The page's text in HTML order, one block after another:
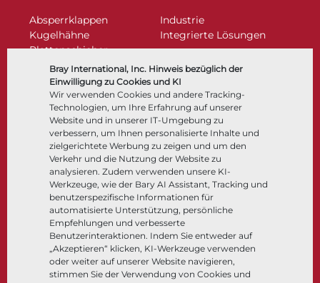
Bray International, Inc. Hinweis bezüglich der
Einwilligung zu Cookies und KI
Wir verwenden Cookies und andere Tracking-
Technologien, um Ihre Erfahrung auf unserer
Website und in unserer IT-Umgebung zu
verbessern, um Ihnen personalisierte Inhalte und
zielgerichtete Werbung zu zeigen und um den
Verkehr und die Nutzung der Website zu
analysieren. Zudem verwenden unsere KI-
Werkzeuge, wie der Bary AI Assistant, Tracking und
benutzerspezifische Informationen für
automatisierte Unterstützung, persönliche
Empfehlungen und verbesserte
Benutzerinteraktionen. Indem Sie entweder auf
„Akzeptieren“ klicken, KI-Werkzeuge verwenden
oder weiter auf unserer Website navigieren,
stimmen Sie der Verwendung von Cookies und
Absperrklappen
Kugelhähne
Plattenschieber
Regelarmaturen
Rückschlagklappen
Antriebe | Betätigungen
Steuer- und Regeltechnik
Tieftemperatur​​​​​​​
Industrie
Integrierte Lösungen
Unternehmen
Über
Standorte
Lieferantenmanagement
Nachhaltigkeit
Kundenportal
Dokumentation
Dokumente
Wissenszentrum
Software
Werkstoffauswahl